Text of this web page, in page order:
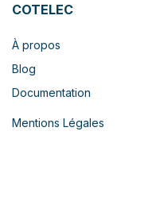
COTELEC
À propos
Blog
Documentation
Mentions Légales